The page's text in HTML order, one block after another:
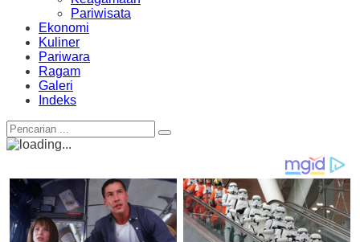
Pariwisata
Ekonomi
Kuliner
Pariwara
Ragam
Galeri
Indeks